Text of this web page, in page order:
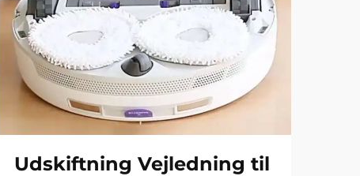
Udskiftning Vejledning til